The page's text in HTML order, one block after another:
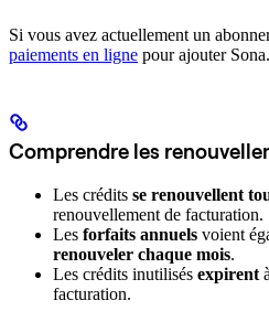
Si vous avez actuellement un
paiements en ligne pour ajouter Sona.
Comprendre les
Les crédits se renouvellent
renouvellement de facturation.
Les forfaits annuels voient
renouveler chaque mois.
Les crédits inutilisés expirent
facturation.